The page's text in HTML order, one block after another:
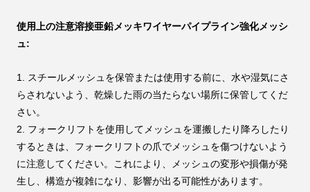
使用上の注意溶接亜鉛メッキワイヤーパイプライン強化メッシ
ュ:
1. スチールメッシュを保管または使用する前に、水や湿気にさ
らされないよう、乾燥した雨の当たらない場所に保管してくだ
さい。
2. フォークリフトを使用してメッシュを運搬したり降ろしたり
するときは、フォークリフトの爪でメッシュを傷つけないよう
に注意してください。これにより、メッシュの変形や損傷が発
生し、構造が複雑になり、影響が出る可能性があります。